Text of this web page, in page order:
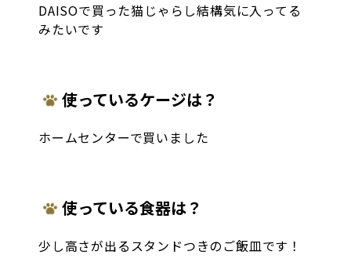
DAISOで買った猫じゃらし結構気に入ってる
みたいです
使っているケージは？
ホームセンターで買いました
使っている食器は？
少し高さが出るスタンドつきのご飯皿です！